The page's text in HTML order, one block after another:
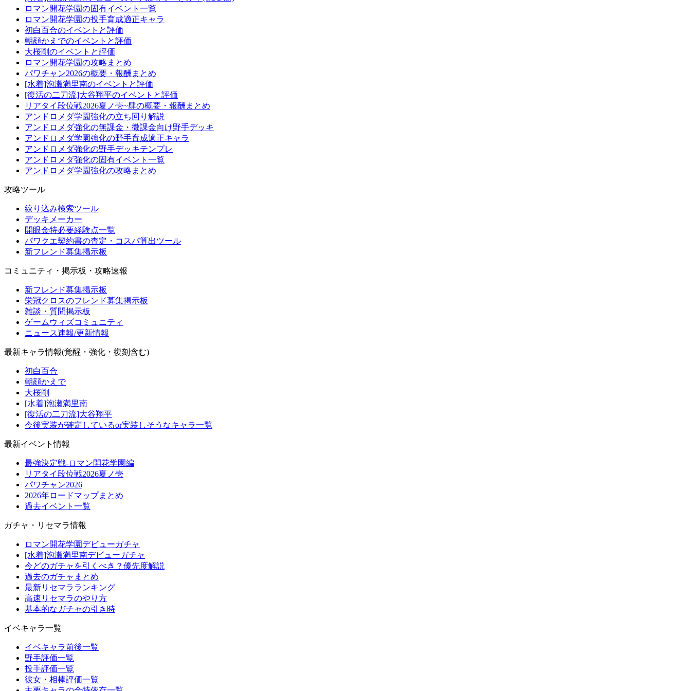
ロマン開花学園の固有イベント一覧
ロマン開花学園の投手育成適正キャラ
初白百合のイベントと評価
朝顔かえでのイベントと評価
大桜剛のイベントと評価
ロマン開花学園の攻略まとめ
パワチャン2026の概要・報酬まとめ
[水着]泡瀬満里南のイベントと評価
[復活の二刀流]大谷翔平のイベントと評価
リアタイ段位戦2026夏ノ壱~肆の概要・報酬まとめ
アンドロメダ学園強化の立ち回り解説
アンドロメダ強化の無課金・微課金向け野手デッキ
アンドロメダ学園強化の野手育成適正キャラ
アンドロメダ強化の野手デッキテンプレ
アンドロメダ強化の固有イベント一覧
アンドロメダ学園強化の攻略まとめ
攻略ツール
絞り込み検索ツール
デッキメーカー
開眼金特必要経験点一覧
パワクエ契約書の査定・コスパ算出ツール
新フレンド募集掲示板
コミュニティ・掲示板・攻略速報
新フレンド募集掲示板
栄冠クロスのフレンド募集掲示板
雑談・質問掲示板
ゲームウィズコミュニティ
ニュース速報/更新情報
最新キャラ情報(覚醒・強化・復刻含む)
初白百合
朝顔かえで
大桜剛
[水着]泡瀬満里南
[復活の二刀流]大谷翔平
今後実装が確定しているor実装しそうなキャラ一覧
最新イベント情報
最強決定戦-ロマン開花学園編
リアタイ段位戦2026夏ノ壱
パワチャン2026
2026年ロードマップまとめ
過去イベント一覧
ガチャ・リセマラ情報
ロマン開花学園デビューガチャ
[水着]泡瀬満里南デビューガチャ
今どのガチャを引くべき？優先度解説
過去のガチャまとめ
最新リセマラランキング
高速リセマラのやり方
基本的なガチャの引き時
イベキャラ一覧
イベキャラ前後一覧
野手評価一覧
投手評価一覧
彼女・相棒評価一覧